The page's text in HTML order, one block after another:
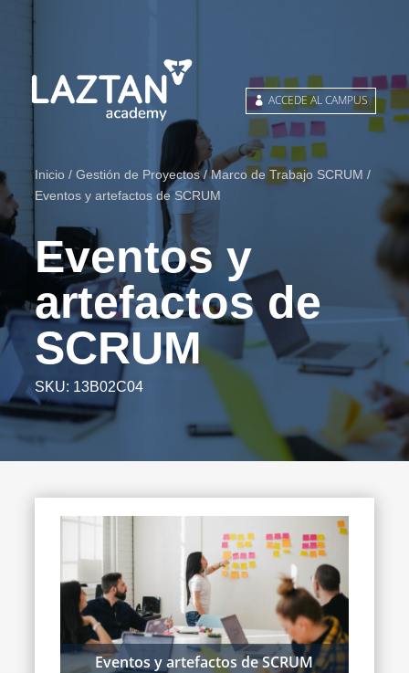
ACCEDE AL CAMPUS
Inicio /Gestión de Proyectos/Marco de Trabajo SCRUM /
Eventos y artefactos de SCRUM
Eventos y
artefactos de
SCRUM
SKU: 13B02C04
Eventos y artefactos de SCRUM